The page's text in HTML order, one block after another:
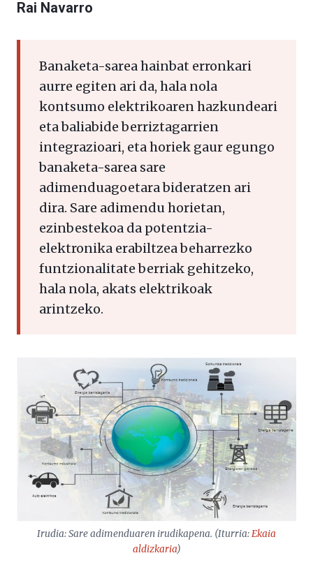
Rai Navarro
Banaketa-sarea hainbat erronkari
aurre egiten ari da, hala nola
kontsumo elektrikoaren hazkundeari
eta baliabide berriztagarrien
integrazioari, eta horiek gaur egungo
banaketa-sarea sare
adimenduagoetara bideratzen ari
dira. Sare adimendu horietan,
ezinbestekoa da potentzia-
elektronika erabiltzea beharrezko
funtzionalitate berriak gehitzeko,
hala nola, akats elektrikoak
arintzeko.
Irudia: Sare adimenduaren irudikapena. (Iturria:Ekaia
aldizkaria)